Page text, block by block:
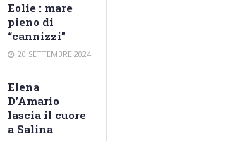
Eolie : mare
pieno di
“cannizzi”
20 SETTEMBRE 2024
Elena
D’Amario
lascia il cuore
a Salina